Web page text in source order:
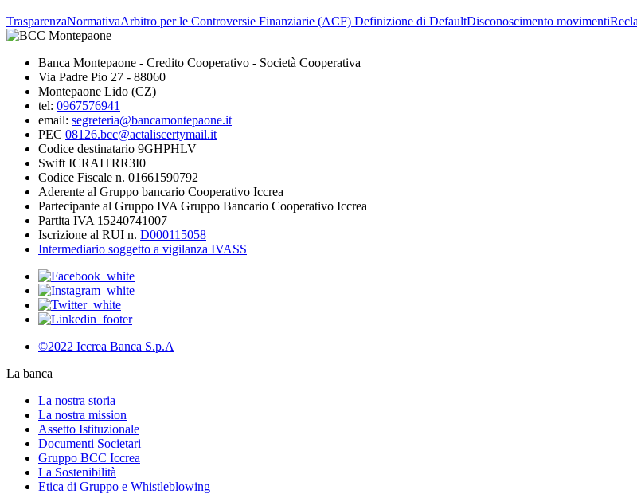
TrasparenzaNormativaArbitro per le Controversie Finanziarie (ACF) Definizione di DefaultDisconoscimento movimenti
Banca Montepaone - Credito Cooperativo - Società Cooperativa
Via Padre Pio 27 - 88060
Montepaone Lido (CZ)
tel: 0967576941
email: segreteria@bancamontepaone.it
PEC 08126.bcc@actaliscertymail.it
Codice destinatario 9GHPHLV
Swift ICRAITRR3I0
Codice Fiscale n. 01661590792
Aderente al Gruppo bancario Cooperativo Iccrea
Partecipante al Gruppo IVA Gruppo Bancario Cooperativo Iccrea
Partita IVA 15240741007
Iscrizione al RUI n. D000115058
Intermediario soggetto a vigilanza IVASS
©2022 Iccrea Banca S.p.A
La banca
La nostra storia
La nostra mission
Assetto Istituzionale
Documenti Societari
Gruppo BCC Iccrea
La Sostenibilità
Etica di Gruppo e Whistleblowing